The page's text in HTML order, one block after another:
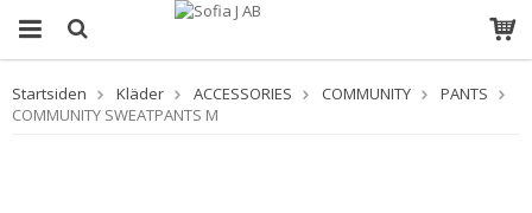
Startsiden Kläder ACCESSORIES COMMUNITY
PANTS
COMMUNITY SWEATPANTS M